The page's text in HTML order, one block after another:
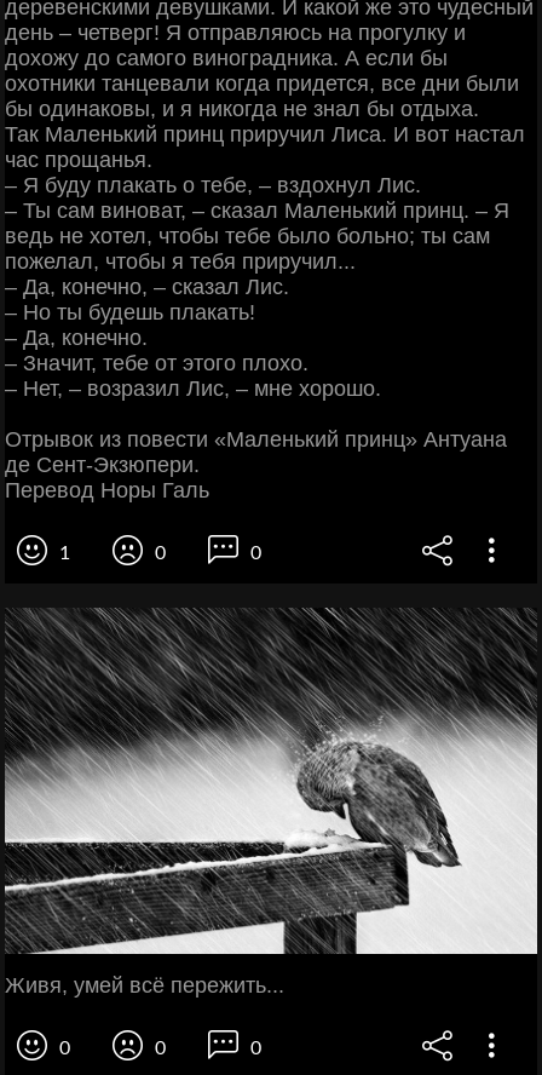
деревенскими девушками. И какой же это чудесный
день ‒ четверг! Я отправляюсь на прогулку и
дохожу до самого виноградника. А если бы
охотники танцевали когда придется, все дни были
бы одинаковы, и я никогда не знал бы отдыха.
Так Маленький принц приручил Лиса. И вот настал
час прощанья.
‒ Я буду плакать о тебе, ‒ вздохнул Лис.
‒ Ты сам виноват, ‒ сказал Маленький принц. ‒ Я
ведь не хотел, чтобы тебе было больно; ты сам
пожелал, чтобы я тебя приручил...
‒ Да, конечно, ‒ сказал Лис.
‒ Но ты будешь плакать!
‒ Да, конечно.
‒ Значит, тебе от этого плохо.
‒ Нет, ‒ возразил Лис, ‒ мне хорошо.
Отрывок из повести «Маленький принц» Антуана
де Сент-Экзюпери.
Перевод Норы Галь
1 0 0
Живя, умей всё пережить...
0 0 0